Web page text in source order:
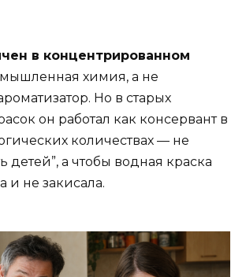
в концентрированном
химия, а не
Но в старых
он работал как консервант в
количествах — не
детей”, а чтобы водная краска
и не закисала.